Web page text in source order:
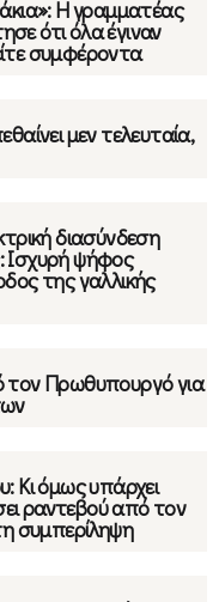
Η γραμματέας
ότι όλα έγιναν
συμφέροντα
μεν τελευταία,
διασύνδεση
Ισχυρή ψήφος
της γαλλικής
τον Πρωθυπουργό για
Κι όμως υπάρχει
ραντεβού από τον
συμπερίληψη